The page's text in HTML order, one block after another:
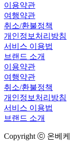
이용약관
여행약관
취소/환불정책
개인정보처리방침
서비스 이용법
브랜드 소개
이용약관
여행약관
취소/환불정책
개인정보처리방침
서비스 이용법
브랜드 소개
Copyright ⓒ 온베케